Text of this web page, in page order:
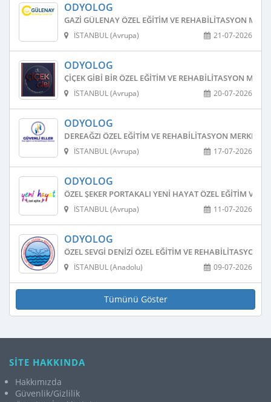
ODYOLOG
GAZI GÜLENAY ÖZEL EĞITIM VE REHABILITASYON
21-07-2026
İSTANBUL (Avrupa)
ODYOLOG
ÇIÇEK GIBI BIR ÖZEL EĞITIM VE REHABILITASYON
20-07-2026
İSTANBUL (Avrupa)
ODYOLOG
DEREAĞZI ÖZEL EĞITIM VE REHABILITASYON MERKEZI
17-07-2026
İSTANBUL (Avrupa)
ODYOLOG
ÖZEL ŞEKER PORTAKALI YENI HAYAT ÖZEL EĞITIM VE
11-07-2026
İSTANBUL (Avrupa)
ODYOLOG
ÖZEL SEVGI DENIZI ÖZEL EĞITIM VE REHABILITASYON
09-07-2026
İSTANBUL (Anadolu)
Tümünü Göster
SİTE HAKKINDA
Hakkımızda
Güvenlik/Gizlilik